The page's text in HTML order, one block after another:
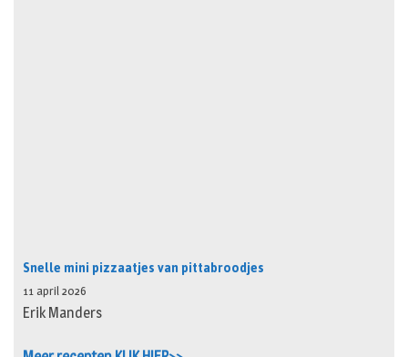
Snelle mini pizzaatjes van pittabroodjes
11 april 2026
Erik Manders